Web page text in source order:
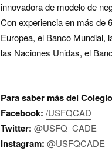
innovadora de modelo de
Con experiencia en más de
Europea, el Banco Mundial,
las Naciones Unidas, el
Para saber más del
Facebook: /USFQCAD
Twitter: @USFQ_CADE
Instagram: @USFQCADE